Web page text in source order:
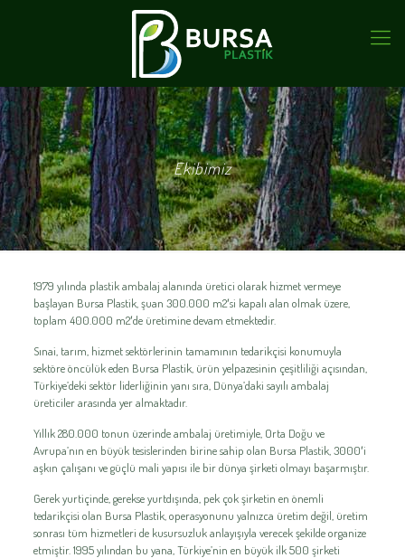
Ekibimiz
1979 yılında plastik ambalaj alanında üretici olarak hizmet vermeye
başlayan Bursa Plastik, şuan 300.000 m2′si kapalı alan olmak üzere,
toplam 400.000 m2′de üretimine devam etmektedir.
Sınai, tarım, hizmet sektörlerinin tamamının tedarikçisi konumuyla
sektöre öncülük eden Bursa Plastik, ürün yelpazesinin çeşitliliği açısından,
Türkiye’deki sektör liderliğinin yanı sıra, Dünya’daki sayılı ambalaj
üreticiler arasında yer almaktadır.
Yıllık 280.000 tonun üzerinde ambalaj üretimiyle, Orta Doğu ve
Avrupa’nın en büyük tesislerinden birine sahip olan Bursa Plastik, 3000′i
aşkın çalışanı ve güçlü mali yapısı ile bir dünya şirketi olmayı başarmıştır.
Gerek yurtiçinde, gerekse yurtdışında, pek çok şirketin en önemli
tedarikçisi olan Bursa Plastik, operasyonunu yalnızca üretim değil, üretim
sonrası tüm hizmetleri de kusursuzluk anlayışıyla verecek şekilde organize
etmiştir. 1995 yılından bu yana, Türkiye’nin en büyük ilk 500 şirketi